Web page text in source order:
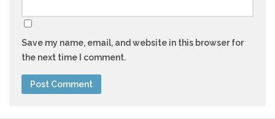
Save my name, email, and website in this browser for
the next time I comment.